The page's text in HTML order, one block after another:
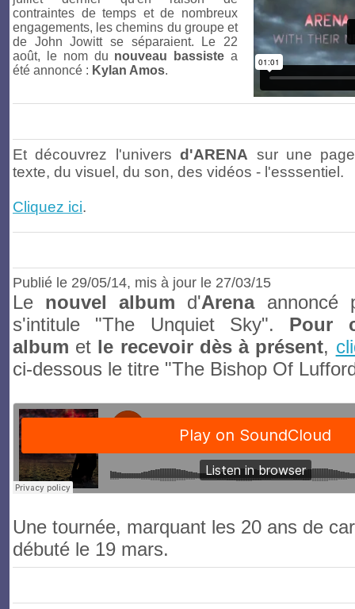
contraintes de temps et de nombreux
engagements, les chemins du groupe et
de John Jowitt se séparaient. Le 22
août, le nom du nouveau bassiste a
été annoncé : Kylan Amos.
Et découvrez l'universd'ARENA sur une
texte, du visuel, du son, des vidéos - l'esssentiel.
Cliquez ici.
Publié le 29/05/14, mis à jour le 27/03/15
Le nouvel album d'Arenaannoncé
s'intitule "The Unquiet Sky". Pour
album et le recevoir dès à présent,
ci-dessous le titre "The Bishop Of
Une tournée, marquant les 20 ans de
débuté le 19 mars.